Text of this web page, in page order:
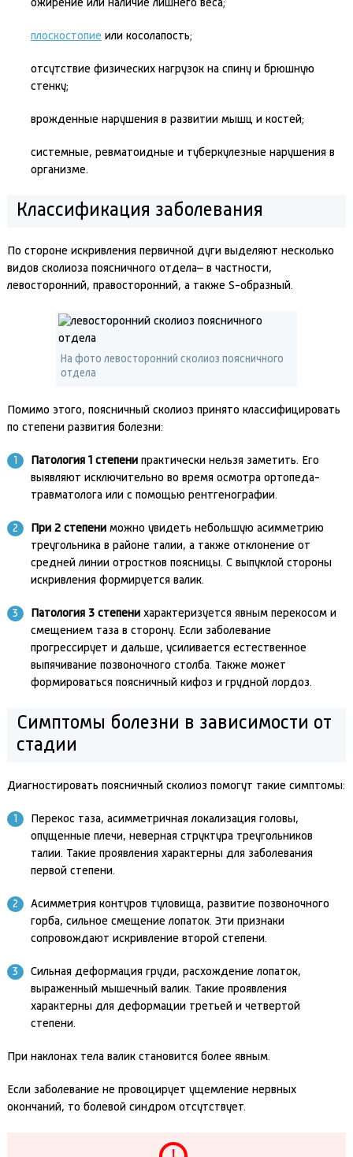
ожирение или наличие лишнего веса;
плоскостопие или косолапость;
отсутствие физических нагрузок на спину и брюшную
стенку;
врожденные нарушения в развитии мышц и костей;
системные, ревматоидные и туберкулезные нарушения в
организме.
Классификация заболевания
По стороне искривления первичной дуги выделяют несколько
видов сколиоза поясничного отдела– в частности,
левосторонний, правосторонний, а также S-образный.
На фото левосторонний сколиоз поясничного
отдела
Помимо этого, поясничный сколиоз принято классифицировать
по степени развития болезни:
Патология 1 степенипрактически нельзя заметить. Его
выявляют исключительно во время осмотра ортопеда-
травматолога или с помощью рентгенографии.
При 2 степениможно увидеть небольшую асимметрию
треугольника в районе талии, а также отклонение от
средней линии отростков поясницы. С выпуклой стороны
искривления формируется валик.
Патология 3 степенихарактеризуется явным перекосом и
смещением таза в сторону. Если заболевание
прогрессирует и дальше, усиливается естественное
выпячивание позвоночного столба. Также может
формироваться поясничный кифоз и грудной лордоз.
Симптомы болезни в зависимости от
стадии
Диагностировать поясничный сколиоз помогут такие симптомы:
Перекос таза, асимметричная локализация головы,
опущенные плечи, неверная структура треугольников
талии. Такие проявления характерны для заболевания
первой степени.
Асимметрия контуров туловища, развитие позвоночного
горба, сильное смещение лопаток. Эти признаки
сопровождают искривление второй степени.
Сильная деформация груди, расхождение лопаток,
выраженный мышечный валик. Такие проявления
характерны для деформации третьей и четвертой
степени.
При наклонах тела валик становится более явным.
Если заболевание не провоцирует ущемление нервных
окончаний, то болевой синдром отсутствует.